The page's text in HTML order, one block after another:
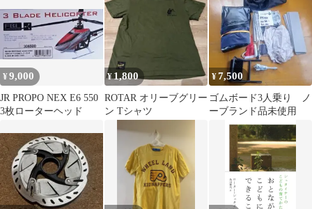
¥9,000
JR PROPO NEX E6 550
3枚ローターヘッド
¥1,800
ROTAR オリーブグリー
ン Tシャツ
¥7,500
ゴムボード3人乗り ノ
ーブランド品未使用